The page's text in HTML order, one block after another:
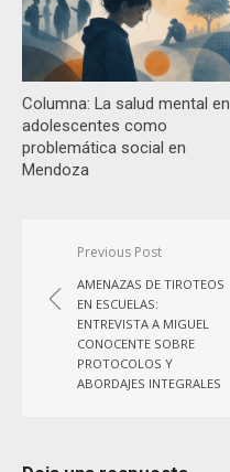
Columna: La salud mental en
adolescentes como
problemática social en
Mendoza
Navegación
entradas
Previous Post
AMENAZAS DE TIROTEOS
EN ESCUELAS:
ENTREVISTA A MIGUEL
CONOCENTE SOBRE
PROTOCOLOS Y
ABORDAJES INTEGRALES